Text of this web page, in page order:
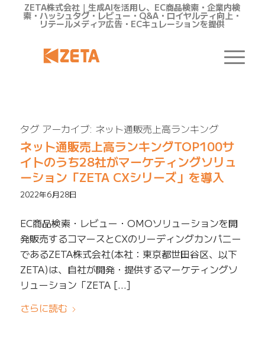
ZETA株式会社｜生成AIを活用し、EC商品検索・企業内検
索・ハッシュタグ・レビュー・Q&A・ロイヤルティ向上・
リテールメディア広告・ECキュレーションを提供
タグ アーカイブ: ネット通販売上高ランキング
ネット通販売上高ランキングTOP100サ
イトのうち28社がマーケティングソリュ
ーション「ZETA CXシリーズ」を導入
2022年6月28日
EC商品検索・レビュー・OMOソリューションを開
発販売するコマースとCXのリーディングカンパニー
であるZETA株式会社(本社：東京都世田谷区、以下
ZETA)は、自社が開発・提供するマーケティングソ
リューション「ZETA […]
さらに読む